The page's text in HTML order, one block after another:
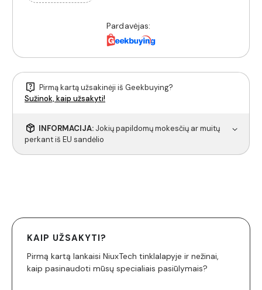
Pardavėjas:
Pirmą kartą užsakinėji iš Geekbuying?
Sužinok, kaip užsakyti!
INFORMACIJA: Jokių papildomų mokesčių ar muitų
perkant iš EU sandėlio
KAIP UŽSAKYTI?
Pirmą kartą lankaisi NiuxTech tinklalapyje ir nežinai,
kaip pasinaudoti mūsų specialiais pasiūlymais?